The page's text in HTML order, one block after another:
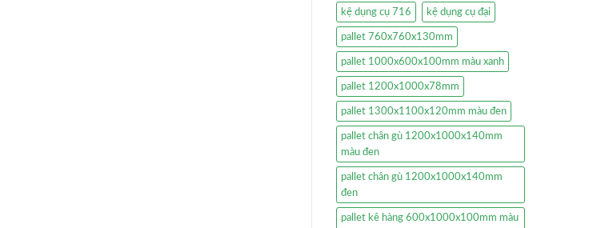
kệ dụng cụ 716 kệ dụng cụ đại
pallet 760x760x130mm
pallet 1000x600x100mm màu xanh
pallet 1200x1000x78mm
pallet 1300x1100x120mm màu đen
pallet chân gù 1200x1000x140mm
màu đen
pallet chân gù 1200x1000x140mm
đen
pallet kê hàng 600x1000x100mm màu